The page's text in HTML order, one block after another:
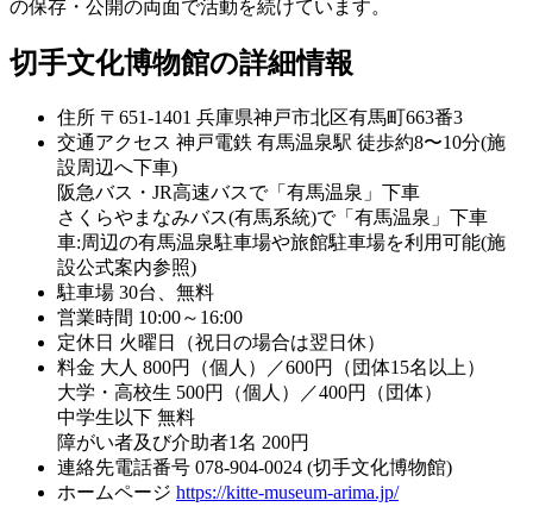
の保存・公開の両面で活動を続けています。
切手文化博物館の詳細情報
住所 〒651-1401 兵庫県神戸市北区有馬町663番3
交通アクセス 神戸電鉄 有馬温泉駅 徒歩約8〜10分(施
設周辺へ下車)
阪急バス・JR高速バスで「有馬温泉」下車
さくらやまなみバス(有馬系統)で「有馬温泉」下車
車:周辺の有馬温泉駐車場や旅館駐車場を利用可能(施
設公式案内参照)
駐車場 30台、無料
営業時間 10:00～16:00
定休日 火曜日（祝日の場合は翌日休）
料金 大人 800円（個人）／600円（団体15名以上）
大学・高校生 500円（個人）／400円（団体）
中学生以下 無料
障がい者及び介助者1名 200円
連絡先電話番号 078-904-0024 (切手文化博物館)
ホームページ https://kitte-museum-arima.jp/